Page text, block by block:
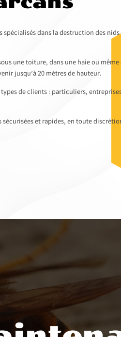
spécialisés dans la destruction des
une toiture, dans une haie ou
jusqu’à 20 mètres de hauteur.
de clients : particuliers,
et rapides, en toute